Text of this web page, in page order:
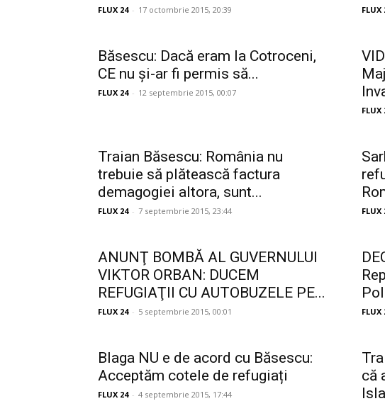
FLUX 24 - 17 octombrie 2015, 20:39 FLUX
Băsescu: Dacă eram la Cotroceni,
CE nu și-ar fi permis să...
FLUX 24 - 12 septembrie 2015, 00:07
FLUX
Traian Băsescu: România nu
trebuie să plătească factura
demagogiei altora, sunt...
FLUX 24 - 7 septembrie 2015, 23:44 FLUX
ANUNŢ BOMBĂ AL GUVERNULUI
VIKTOR ORBAN: DUCEM
REFUGIAŢII CU AUTOBUZELE PE...
FLUX 24 - 5 septembrie 2015, 00:01 FLUX
Blaga NU e de acord cu Băsescu:
Acceptăm cotele de refugiați
FLUX 24 - 4 septembrie 2015, 17:44
că